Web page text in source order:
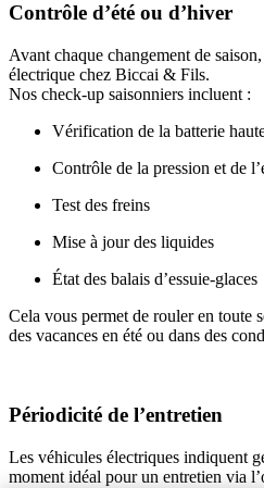
Contrôle d’été ou d’hiver
Avant chaque changement de
électrique chez Biccai & Fils.
Nos check-up saisonniers incluent :
Vérification de la batterie
Contrôle de la pression et de
Test des freins
Mise à jour des liquides
État des balais d’essuie-glaces
Cela vous permet de rouler en toute
des vacances en été ou dans des
Périodicité de l’entretien
Les véhicules électriques indiquent
moment idéal pour un entretien via